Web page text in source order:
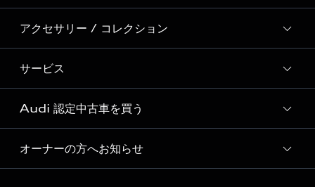
Audi Sport
Formula 1®
デジタルサービス
新車在庫検索
試乗車・展示車検索
見積り依頼
試乗予約
モデル一覧
特別仕様モデル / 限定モデル
e-tronラインアップ
価格シミュレーション
車両比較
アクセサリー / コレクション
純正アクセサリー
オンラインショップ
Audi collection
アウディナビアプリ
サービス
サービス入庫予約
サービスプログラム
メンテナンス
Audi 認定中古車を買う
Audi認定中古車
オーナーの方へお知らせ